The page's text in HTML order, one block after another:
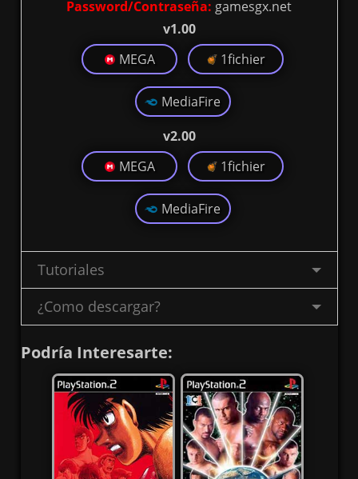
Password/Contraseña: gamesgx.net
v1.00
MEGA
1fichier
MediaFire
v2.00
MEGA
1fichier
MediaFire
Tutoriales
¿Como descargar?
Podría Interesarte: